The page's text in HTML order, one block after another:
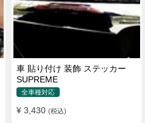
車 貼り付け 装飾 ステッカー
SUPREME
全車種対応
¥ 3,430 (税込)